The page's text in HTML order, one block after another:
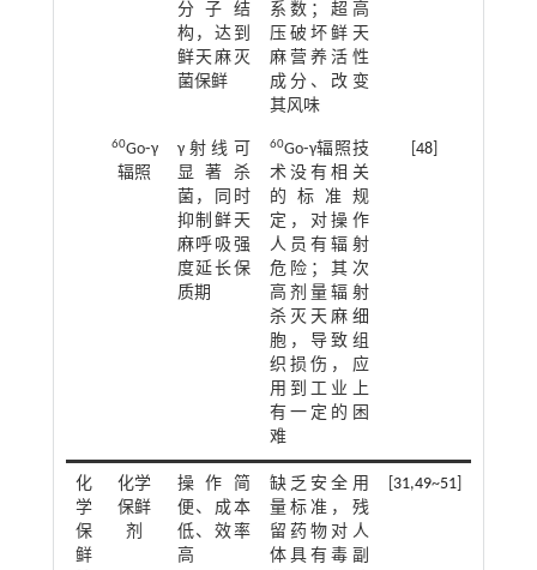
分子结
构，达到
鲜天麻灭
菌保鲜
系数；超高
压破坏鲜天
麻营养活性
成分、改变
其风味
60Go⁃γ
辐照
γ射线可
显著杀
菌，同时
抑制鲜天
麻呼吸强
度延长保
质期
60Go⁃γ辐照技
术没有相关
的标准规
定，对操作
人员有辐射
危险；其次
高剂量辐射
杀灭天麻细
胞，导致组
织损伤，应
用到工业上
有一定的困
难
[48
化
学
保
鲜
化学
保鲜
剂
操作简
便、成本
低、效率
高
缺乏安全用
量标准，残
留药物对人
体具有毒副
31,49~51]